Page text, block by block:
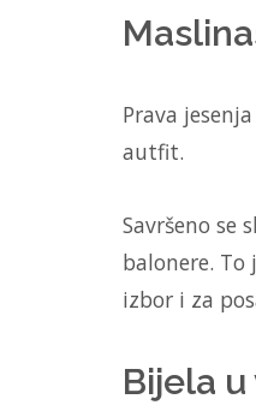
Prava
autfit.
Savršeno se
balonere.
izbor i za
Bijela